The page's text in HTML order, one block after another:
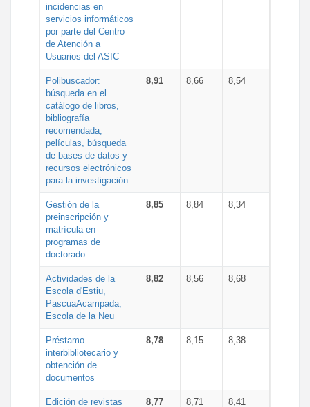
incidencias en
servicios informáticos
por parte del Centro
de Atención a
Usuarios del ASIC
Polibuscador:
búsqueda en el
catálogo de libros,
bibliografía
recomendada,
películas, búsqueda
de bases de datos y
recursos electrónicos
para la investigación
8,91 8,66 8,54
Gestión de la
preinscripción y
matrícula en
programas de
doctorado
8,85 8,84 8,34
Actividades de la
Escola d'Estiu,
PascuaAcampada,
Escola de la Neu
8,82 8,56 8,68
Préstamo
interbibliotecario y
obtención de
documentos
8,78 8,15 8,38
Edición de revistas
8,77 8,71 8,41